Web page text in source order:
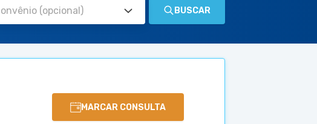
BUSCAR
MARCAR CONSULTA